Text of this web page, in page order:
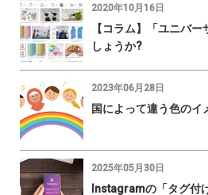
2020年10月16日
【コラム】「ユニバ
しょうか?
2023年06月28日
国によって違う色のイ
2025年05月30日
Instagramの「タグ付